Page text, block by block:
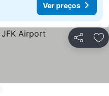
Ver preços
Partilhar